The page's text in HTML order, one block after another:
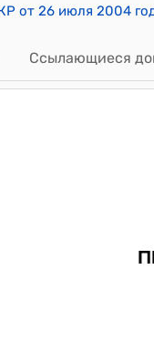
Ссылающиеся